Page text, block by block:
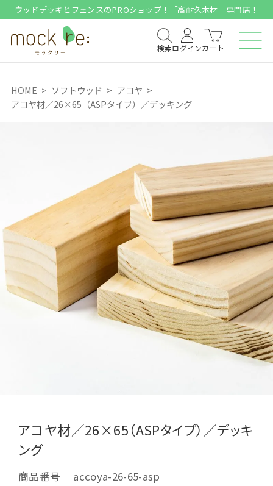
ウッドデッキとフェンスのPROショップ！「高耐久木材」専門店！
検索ログインカート
HOME ソフトウッド
アコヤ
アコヤ材／26×65（ASPタイプ）／デッキング
アコヤ材／26×65（ASPタイプ）／デッキ
ング
商品番号
accoya-26-65-asp